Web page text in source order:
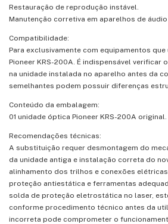
Restauração de reprodução instável.
Manutenção corretiva em aparelhos de áudio
Compatibilidade:
Para exclusivamente com equipamentos
Pioneer KRS-200A. É indispensável verificar
na unidade instalada no aparelho antes da
semelhantes podem possuir diferenças
Conteúdo da embalagem:
01 unidade óptica Pioneer KRS-200A original.
Recomendações técnicas:
A substituição requer desmontagem do
da unidade antiga e instalação correta do
alinhamento dos trilhos e conexões
proteção antiestática e ferramentas
solda de proteção eletrostática no laser,
conforme procedimento técnico antes da
incorreta pode comprometer o